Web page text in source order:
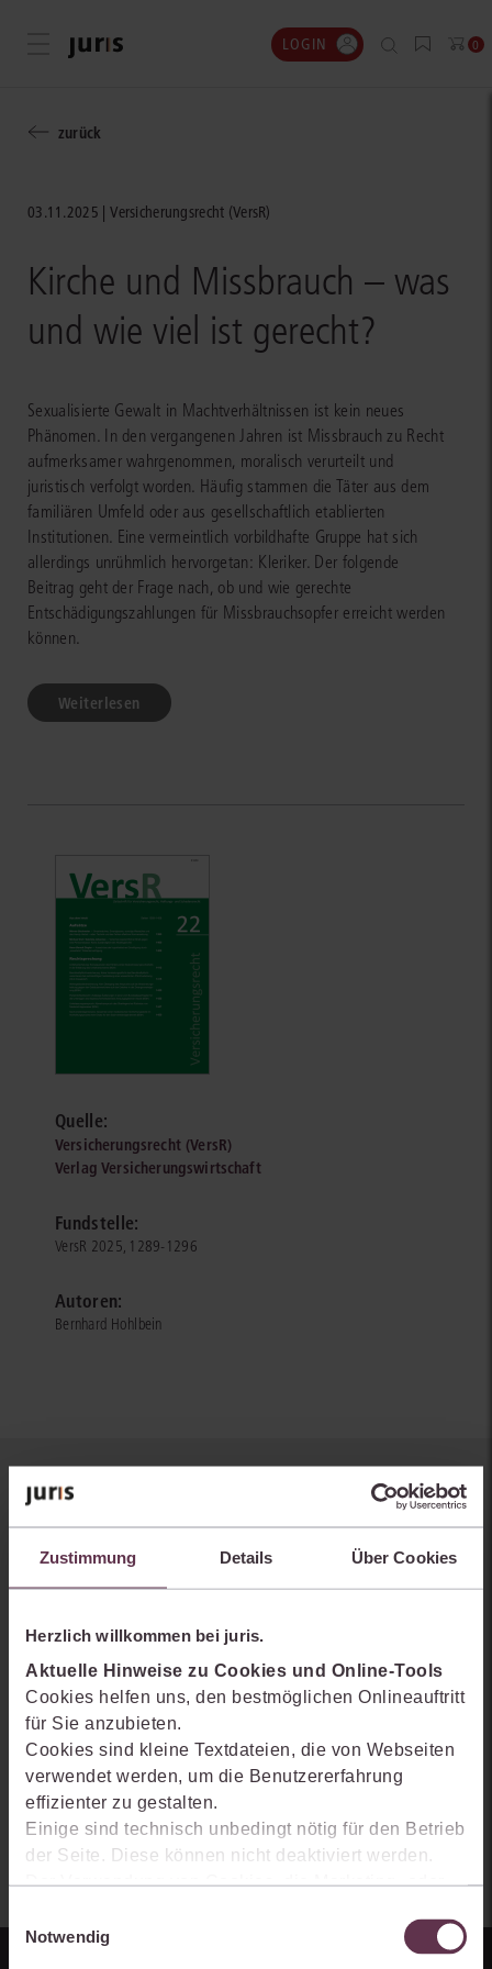
Zustimmung Details Über Cookies
Herzlich willkommen bei juris.
Aktuelle Hinweise zu Cookies und Online-Tools
Cookies helfen uns, den bestmöglichen Onlineauftritt
für Sie anzubieten.
Cookies sind kleine Textdateien, die von Webseiten
verwendet werden, um die Benutzererfahrung
effizienter zu gestalten.
Einige sind technisch unbedingt nötig für den Betrieb
der Seite. Diese können nicht deaktiviert werden.
Der Verwendung von Cookies, die Marketing- oder
Produkte zu optimieren, können Sie zustimmen,
indem Sie auf „Alles akzeptieren“ klicken. Mit Ihrer
Notwendig
Menü öffnen LOGIN 0
zurück
03.11.2025 Versicherungsrecht (VersR)
Kirche und Missbrauch – was
und wie viel ist gerecht?
Sexualisierte Gewalt in Machtverhältnissen ist kein neues
Phänomen. In den vergangenen Jahren ist Missbrauch zu Recht
aufmerksamer wahrgenommen, moralisch verurteilt und
juristisch verfolgt worden. Häufig stammen die Täter aus dem
familiären Umfeld oder aus gesellschaftlich etablierten
Institutionen. Eine vermeintlich vorbildhafte Gruppe hat sich
allerdings unrühmlich hervorgetan: Kleriker. Der folgende
Beitrag geht der Frage nach, ob und wie gerechte
Entschädigungszahlungen für Missbrauchsopfer erreicht werden
können.
Weiterlesen
Quelle:
Versicherungsrecht (VersR)
Verlag Versicherungswirtschaft
Fundstelle:
VersR 2025, 1289-1296
Autoren:
Bernhard Hohlbein
Sie kennen juris noch nicht?
Erhalten Sie einen Einblick, wie juris das Rechts- und
Praxiswissensmanagement der Zukunft gestaltet, welche
Möglichkeiten Ihnen das juris Portal bietet und wie mit juris Ihre